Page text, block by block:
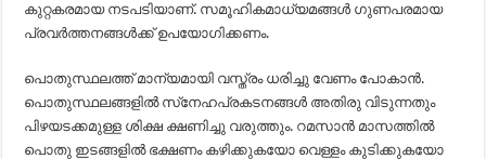
കുറ്റകരമായ നടപടിയാണ്. സമൂഹികമാധ്യമങ്ങള്‍ ഗുണപരമായ
പ്രവര്‍ത്തനങ്ങള്‍ക്ക് ഉപയോഗിക്കണം.
പൊതുസ്ഥലത്ത് മാന്യമായി വസ്ത്രം ധരിച്ചു വേണം പോകാന്‍.
പൊതുസ്ഥലങ്ങളില്‍ സ്‌നേഹപ്രകടനങ്ങള്‍ അതിരു വിടുന്നതും
പിഴയടക്കമുള്ള ശിക്ഷ ക്ഷണിച്ചു വരുത്തും. റമസാന്‍ മാസത്തില്‍
പൊതു ഇടങ്ങളില്‍ ഭക്ഷണം കഴിക്കുകയോ വെള്ളം കുടിക്കുകയോ